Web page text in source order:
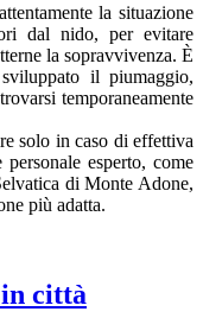
la situazione
dal nido, per evitare
la sopravvivenza. È
il piumaggio,
temporaneamente
solo in caso di effettiva
esperto, come
di Monte Adone,
più adatta.
città